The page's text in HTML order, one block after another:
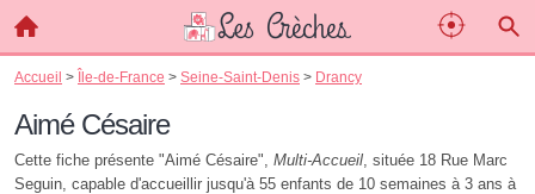
Accueil > Île-de-France > Seine-Saint-Denis > Drancy
Aimé Césaire
Cette fiche présente "Aimé Césaire", Multi-Accueil, située 18 Rue Marc
Seguin, capable d'accueillir jusqu'à 55 enfants de 10 semaines à 3 ans à